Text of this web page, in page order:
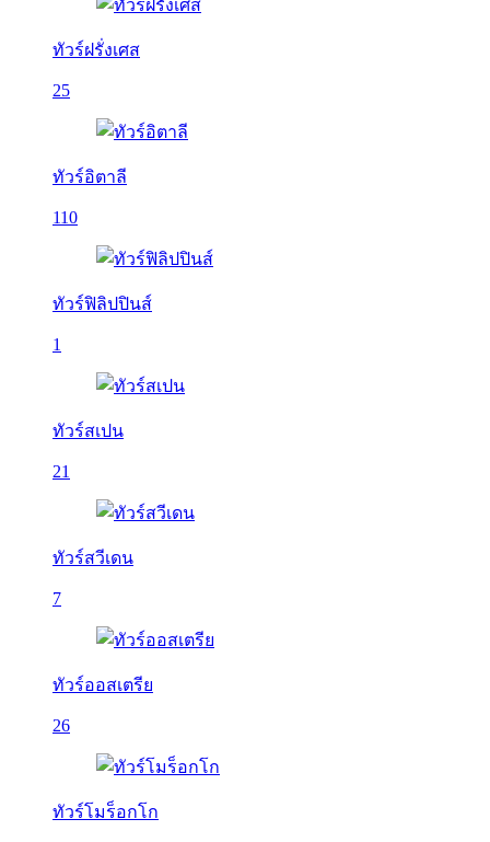
ทัวร์ฝรั่งเศส
25
ทัวร์อิตาลี
110
ทัวร์ฟิลิปปินส์
1
ทัวร์สเปน
21
ทัวร์สวีเดน
7
ทัวร์ออสเตรีย
26
ทัวร์โมร็อกโก